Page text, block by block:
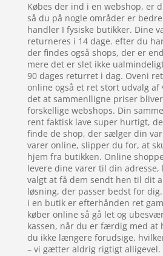
Købes der ind i en webshop, er
så du på nogle områder er
handler I fysiske butikker. Dine
returneres i 14 dage. efter du
der findes også shops, der er
mere det er slet ikke
90 dages returret i dag. Oveni
online også et ret stort udvalg af
det at sammenlligne priser
forskellige webshops. Din
rent faktisk lave super hurtigt,
finde de shop, der sælger din
varer online, slipper du for, at
hjem fra butikken. Online
levere dine varer til din adresse,
valgt at få dem sendt hen til dit
løsning, der passer bedst for
i en butik er efterhånden ret
køber online så gå let og
kassen, når du er færdig med at
du ikke længere forudsige,
– vi gætter aldrig rigtigt alligevel.